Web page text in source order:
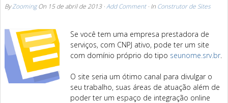
ByZoomingOn 15 de abril de 2013· Add Comment· In Construtor de Sites
Se você tem uma empresa prestadora de
serviços, com CNPJ ativo, pode ter um site
com domínio próprio do tipo seunome.srv.br.
O site seria um ótimo canal para divulgar o
seu trabalho, suas áreas de atuação além de
poder ter um espaço de integração online